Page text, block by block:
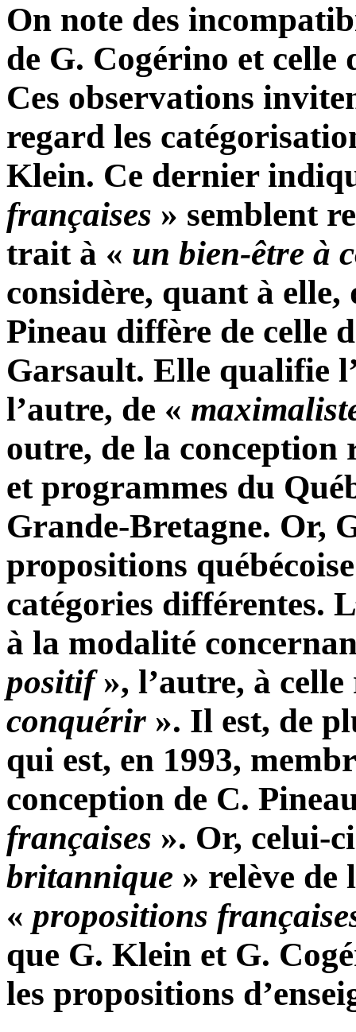
On note des
de G. Cogérino et celle
Ces observations
regard les
Klein. Ce dernier
françaises » semblent
trait à « un bien-être à
considère, quant à
Pineau diffère de celle
Garsault. Elle qualifie
l’autre, de «
outre, de la conception
et programmes du
Grande-Bretagne. Or,
propositions
catégories différentes.
à la modalité
positif», l’autre, à
conquérir ». Il est, de
qui est, en 1993,
conception de C.
françaises ». Or, celui-
britannique » relève de
« propositions
que G. Klein et G.
les propositions